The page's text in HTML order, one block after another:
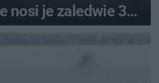
nosi je zaledwie 3